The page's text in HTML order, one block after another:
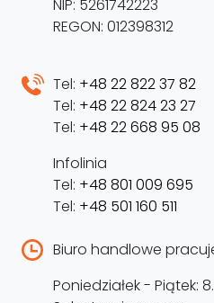
NIP: 5261742223
REGON: 012398312
Tel: +48 22 822 37 82
Tel: +48 22 824 23 27
Tel: +48 22 668 95 08
Infolinia
Tel: +48 801 009 695
Tel: +48 501 160 511
Biuro handlowe
Poniedziałek - Piątek: